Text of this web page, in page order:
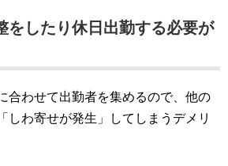
したり休日出勤する必要が
合わせて出勤者を集めるので、他の
しわ寄せが発生」してしまうデメリ